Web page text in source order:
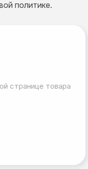
политике.
странице товара